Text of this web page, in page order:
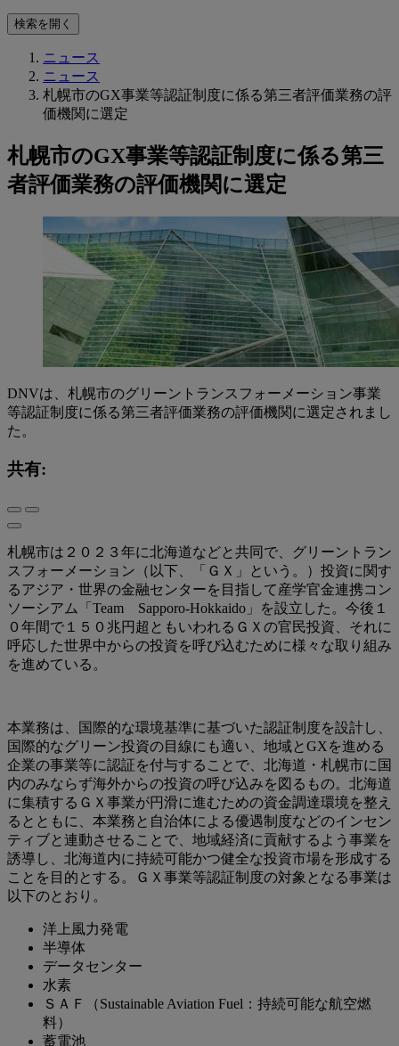
検索を開く
ニュース
ニュース
札幌市のGX事業等認証制度に係る第三者評価業務の評
価機関に選定
札幌市のGX事業等認証制度に係る第三
者評価業務の評価機関に選定
DNVは、札幌市のグリーントランスフォーメーション事業
等認証制度に係る第三者評価業務の評価機関に選定されまし
た。
共有:
札幌市は２０２３年に北海道などと共同で、グリーントラン
スフォーメーション（以下、「ＧＸ」という。）投資に関す
るアジア・世界の金融センターを目指して産学官金連携コン
ソーシアム「Team Sapporo-Hokkaido」を設立した。今後１
０年間で１５０兆円超ともいわれるＧＸの官民投資、それに
呼応した世界中からの投資を呼び込むために様々な取り組み
を進めている。
本業務は、国際的な環境基準に基づいた認証制度を設計し、
国際的なグリーン投資の目線にも適い、地域とGXを進める
企業の事業等に認証を付与することで、北海道・札幌市に国
内のみならず海外からの投資の呼び込みを図るもの。北海道
に集積するＧＸ事業が円滑に進むための資金調達環境を整え
るとともに、本業務と自治体による優遇制度などのインセン
ティブと連動させることで、地域経済に貢献するよう事業を
誘導し、北海道内に持続可能かつ健全な投資市場を形成する
ことを目的とする。ＧＸ事業等認証制度の対象となる事業は
以下のとおり。
洋上風力発電
半導体
データセンター
水素
ＳＡＦ（Sustainable Aviation Fuel：持続可能な航空燃
料）
蓄電池